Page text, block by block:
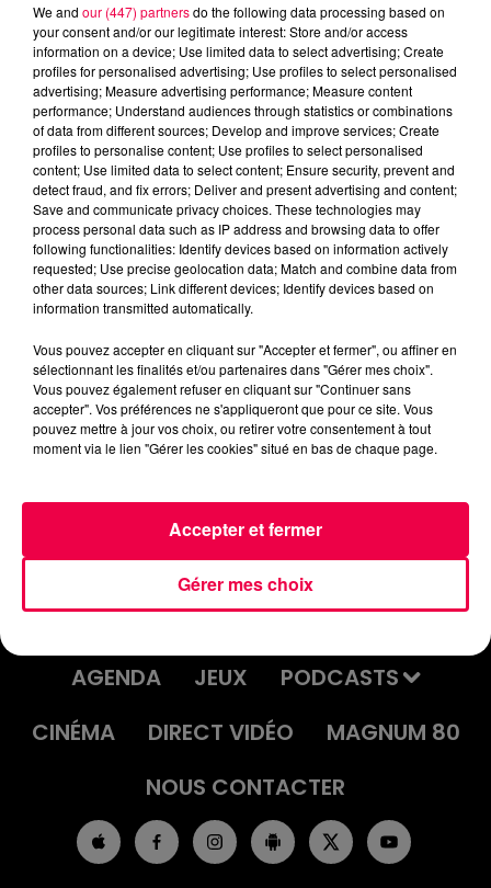
Flash infos
podcasts/2023/12/Le-jeu-de-lanniversaire-du-
vendredi-15-decembre.mp3
AGENDA
JEUX
PODCASTS
CINÉMA
DIRECT VIDÉO
MAGNUM 80
NOUS CONTACTER
We and our (447) partnersdo the following data processing based on
your consent and/or our legitimate interest: Store and/or access
information on a device; Use limited data to select advertising; Create
profiles for personalised advertising; Use profiles to select personalised
advertising; Measure advertising performance; Measure content
performance; Understand audiences through statistics or combinations
of data from different sources; Develop and improve services; Create
profiles to personalise content; Use profiles to select personalised
content; Use limited data to select content; Ensure security, prevent and
detect fraud, and fix errors; Deliver and present advertising and content;
Save and communicate privacy choices. These technologies may
process personal data such as IP address and browsing data to offer
following functionalities: Identify devices based on information actively
requested; Use precise geolocation data; Match and combine data from
other data sources; Link different devices; Identify devices based on
information transmitted automatically.
Vous pouvez accepter en cliquant sur "Accepter et fermer", ou affiner en
sélectionnant les finalités et/ou partenaires dans "Gérer mes choix".
Vous pouvez également refuser en cliquant sur "Continuer sans
accepter". Vos préférences ne s'appliqueront que pour ce site. Vous
pouvez mettre à jour vos choix, ou retirer votre consentement à tout
moment via le lien "Gérer les cookies" situé en bas de chaque page.
Gérer mes choix
Accepter et fermer